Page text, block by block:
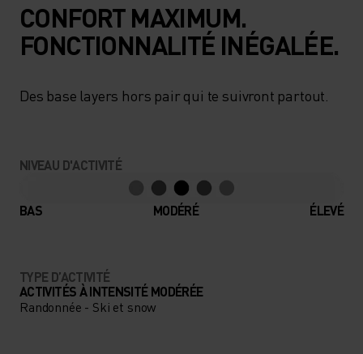
CONFORT MAXIMUM.
FONCTIONNALITÉ INÉGALÉE.
Des base layers hors pair qui te suivront partout.
NIVEAU D'ACTIVITÉ
BAS MODÉRÉ ÉLEVÉ
TYPE D’ACTIVITÉ
ACTIVITÉS À INTENSITÉ MODÉRÉE
Randonnée - Ski et snow